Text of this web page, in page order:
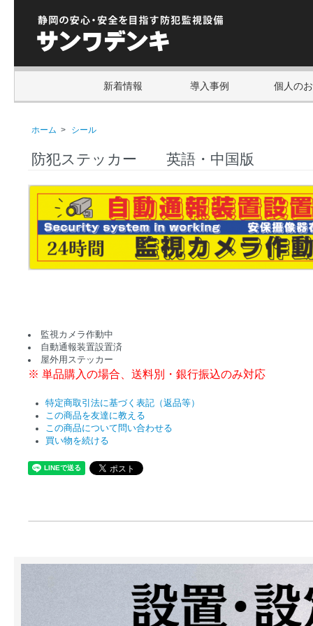
新着情報 導入事例 個人の
ホーム > シール
防犯ステッカー 英語・中国版
監視カメラ作動中
自動通報装置設置済
屋外用ステッカー
※ 単品購入の場合、送料別・銀行振込のみ対応
特定商取引法に基づく表記（返品等）
この商品を友達に教える
この商品について問い合わせる
買い物を続ける